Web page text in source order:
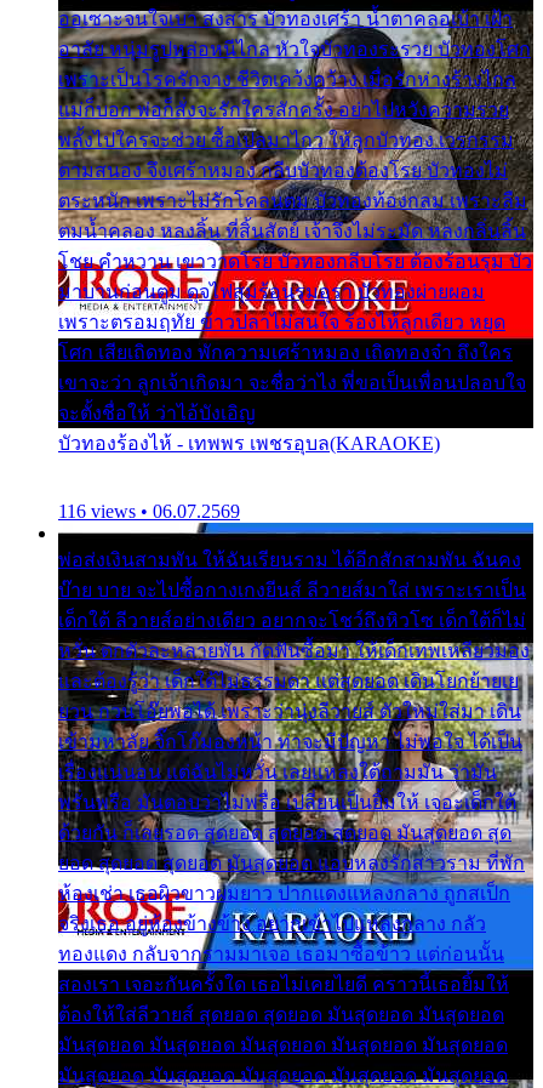
ออเซาะจนใจเบา สงสาร บัวทองเศร้า น้ำตาคลอเบ้า เฝ้า
อาลัย หนุ่มรูปหล่อหนีไกล หัวใจบัวทองระรวย บัวทองโศก
เพราะเป็นโรครักจาง ชีวิตเคว้งคว้าง เมื่อรักห่างร้างไกล
แม่ก็บอก พ่อก็สั่งจะรักใครสักครั้ง อย่าไปหวังความรวย
พลั้งไปใครจะช่วย ซื้อเปลมาไกว ให้ลูกบัวทอง เวรกรรม
ตามสนอง จึงเศร้าหมอง กลีบบัวทองต้องโรย บัวทองไม่
ตระหนัก เพราะไม่รักโคลนตม บัวทองท้องกลม เพราะลืม
ตมน้ำคลอง หลงลิ้น ที่สิ้นสัตย์ เจ้าจึงไม่ระมัด หลงกลิ่นลิ้น
โชย คำหวาน เขาวาดโรย บัวทองกลีบโรย ต้องร้อนรุม บัว
มาบานก่อนตูม ดุจไฟสุมร้อนรุมอุรา บัวทองผ่ายผอม
เพราะตรอมฤทัย ข้าวปลาไม่สนใจ ร้องไห้ลูกเดียว หยุด
โศก เสียเถิดทอง พักความเศร้าหมอง เถิดทองจ๋า ถึงใคร
เขาจะว่า ลูกเจ้าเกิดมา จะชื่อว่าไง พี่ขอเป็นเพื่อนปลอบใจ
จะตั้งชื่อให้ ว่าไอ้บังเอิญ
บัวทองร้องไห้ - เทพพร เพชรอุบล(KARAOKE)
116 views • 06.07.2569
พ่อส่งเงินสามพัน ให้ฉันเรียนราม ได้อีกสักสามพัน ฉันคง
บ๊าย บาย จะไปซื้อกางเกงยีนส์ ลีวายส์มาใส่ เพราะเราเป็น
เด็กใต้ ลีวายส์อย่างเดียว อยากจะโชว์ถึงหิวโซ เด็กใต้ก็ไม่
หวั่น ตกตัวละหลายพัน กัดฟันซื้อมา ให้เด็กเทพเหลียวมอง
และต้องรู้ว่า เด็กใต้ไม่ธรรมดา แต่สุดยอด เดินโยกย้ายเย
ยวน กวนโอ๊ยพอได้ เพราะว่านุ่งลีวายส์ ตัวใหม่ใส่มา เดิน
เข้ามหาลัย จิ๊กโก๊มองหน้า ท่าจะมีปัญหา ไม่พอใจ ได้เป็น
เรื่องแน่นอน แต่ฉันไม่หวั่น เลยแหลงใต้ถามมัน ว่ามัน
พรั่นพรือ มันตอบว่าไม่พรื่อ เปลี่ยนเป็นยิ้มให้ เจอะเด็กใต้
ด้วยกัน ก็เลยรอด สุดยอด สุดยอด สุดยอด มันสุดยอด สุด
ยอด สุดยอด สุดยอด มันสุดยอด แอบหลงรักสาวราม ที่พัก
ห้องเช่า เธอผิวขาวผมยาว ปากแดงแหลงกลาง ถูกสเป็ก
จริงเธอ อยู่ห้องข้างข้าง อยากเข้าไปแหลงกลาง กลัว
ทองแดง กลับจากรามมาเจอ เธอมาซื้อข้าว แต่ก่อนนั้น
สองเรา เจอะกันครั้งใด เธอไม่เคยไยดี คราวนี้เธอยิ้มให้
ต้องให้ใส่ลีวายส์ สุดยอด สุดยอด มันสุดยอด มันสุดยอด
มันสุดยอด มันสุดยอด มันสุดยอด มันสุดยอด มันสุดยอด
มันสุดยอด มันสุดยอด มันสุดยอด มันสุดยอด มันสุดยอด